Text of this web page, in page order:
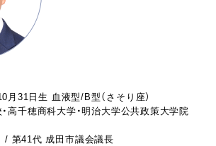
31日生 血液型/B型（さそり座）
高千穂商科大学・明治大学公共政策大学院
/ 第41代 成田市議会議長